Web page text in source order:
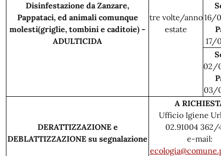
Disinfestazione da Zanzare,
Pappataci, ed animali comunque
molesti(griglie, tombini e caditoie) -
ADULTICIDA
tre volte/anno
estate
16/
17/
02/
03/
DERATTIZZAZIONE e
DEBLATTIZZAZIONE su segnalazione
A
Ufficio Igiene
02.91004
e-mail: